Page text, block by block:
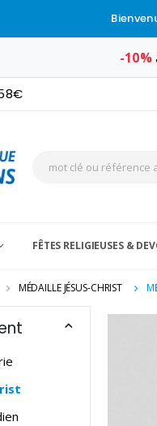
-10%
FÊTES RELIGIEUSES &
MÉDAILLE JÉSUS-CHRIST